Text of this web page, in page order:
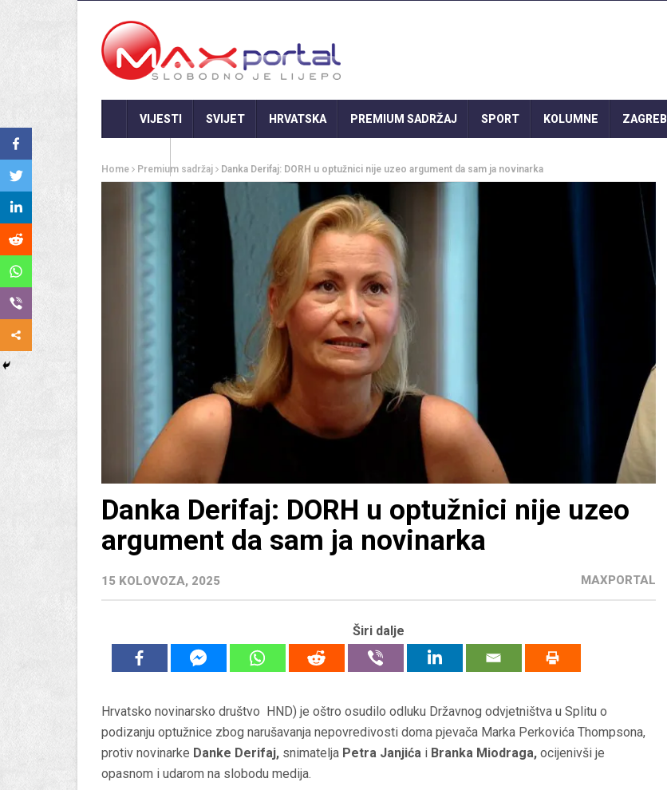
VIJESTI SVIJET HRVATSKA PREMIUM SADRŽAJ SPORT KOLUMNE ZAGREB
Home Premium sadržaj Danka Derifaj: DORH u optužnici nije uzeo argument da sam ja novinarka
Danka Derifaj: DORH u optužnici nije uzeo
argument da sam ja novinarka
15 KOLOVOZA, 2025 MAXPORTAL
Širi dalje
Hrvatsko novinarsko društvo HND) je oštro osudilo odluku Državnog odvjetništva u Splitu o
podizanju optužnice zbog narušavanja nepovredivosti doma pjevača Marka Perkovića Thompsona,
protiv novinarke Danke Derifaj, snimatelja Petra Janjića i Branka Miodraga, ocijenivši je
opasnom i udarom na slobodu medija.